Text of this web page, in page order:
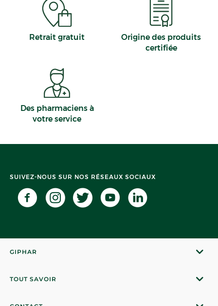
Retrait gratuit
Origine des produits
certifiée
Des pharmaciens à
votre service
SUIVEZ-NOUS SUR NOS RÉSEAUX SOCIAUX
GIPHAR
TOUT SAVOIR